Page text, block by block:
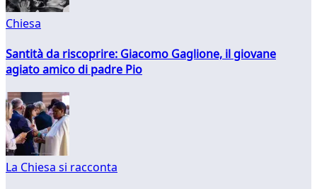
Chiesa
Santità da riscoprire: Giacomo Gaglione, il giovane
agiato amico di padre Pio
La Chiesa si racconta